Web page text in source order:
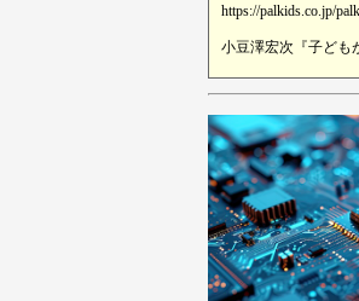
https://palkids.co.jp/
小豆澤宏次『子ども